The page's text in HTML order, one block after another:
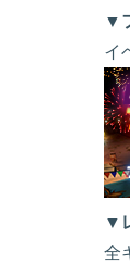
▼
イ
▼
全